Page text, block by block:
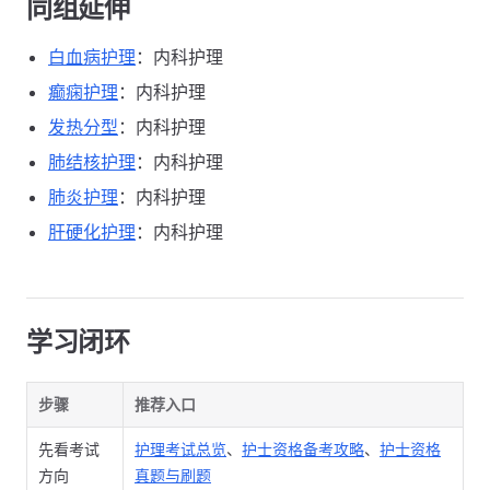
同组延伸
白血病护理 ：内科护理
癫痫护理 ：内科护理
发热分型 ：内科护理
肺结核护理 ：内科护理
肺炎护理 ：内科护理
肝硬化护理 ：内科护理
学习闭环
步骤 推荐入口
先看考试
方向
护理考试总览、 护士资格备考攻略、 护士资格
真题与刷题